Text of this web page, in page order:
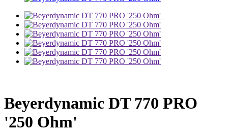
Beyerdynamic DT 770 PRO
'250 Ohm'